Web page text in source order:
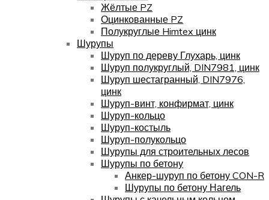
Жёлтые PZ
Оцинкованные PZ
Полукруглые Himtex цинк
Шурупы
Шуруп по дереву Глухарь, цинк
Шуруп полукруглый, DIN7981, цинк
Шуруп шестагранный, DIN7976,
цинк
Шуруп-винт, конфирмат, цинк
Шуруп-кольцо
Шуруп-костыль
Шуруп-полукольцо
Шурупы для строительных лесов
Шурупы по бетону
Анкер-шуруп по бетону CON-R
Шурупы по бетону Нагель